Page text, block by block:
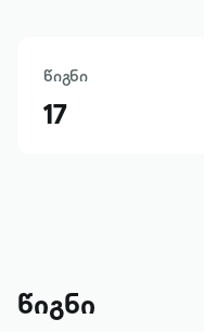
პაკეტები
წიგნი
17
წიგნი